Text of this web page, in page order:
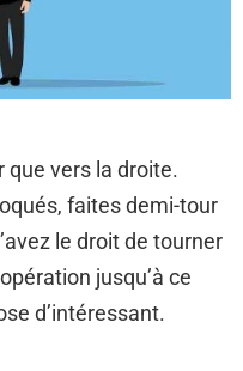
que vers la droite.
faites demi-tour
le droit de tourner
jusqu’à ce
d’intéressant.